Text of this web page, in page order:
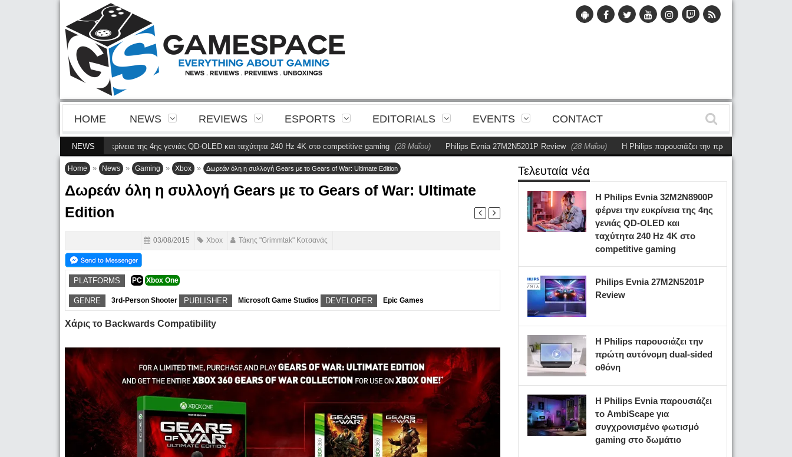
HOME NEWS REVIEWS ESPORTS EDITORIALS EVENTS CONTACT
NEWS
φέρνει την ευκρίνεια της 4ης γενιάς QD-OLED και ταχύτητα 240 Hz 4K στο competitive gaming (28 Μαΐου) Philips Evnia 27M2N5201P Review (28 Μαΐου) Η Philips παρουσιάζει την πρώτη αυτόνομη dual-sided
Home » News » Gaming » Xbox » Δωρεάν όλη η συλλογή Gears με το Gears of War: Ultimate Edition
Δωρεάν όλη η συλλογή Gears με το Gears of War: Ultimate
Edition
03/08/2015 Xbox Τάκης "Grimmtak" Κοτσανάς
PLATFORMS PC Xbox One
GENRE 3rd-Person Shooter PUBLISHER Microsoft Game Studios DEVELOPER Epic Games
Χάρις το Backwards Compatibility
Τελευταία νέα
Η Philips Evnia 32M2N8900P
φέρνει την ευκρίνεια της 4ης
γενιάς QD-OLED και
ταχύτητα 240 Hz 4K στο
competitive gaming
Philips Evnia 27M2N5201P
Review
Η Philips παρουσιάζει την
πρώτη αυτόνομη dual-sided
οθόνη
Η Philips Evnia παρουσιάζει
το AmbiScape για
συγχρονισμένο φωτισμό
gaming στο δωμάτιο